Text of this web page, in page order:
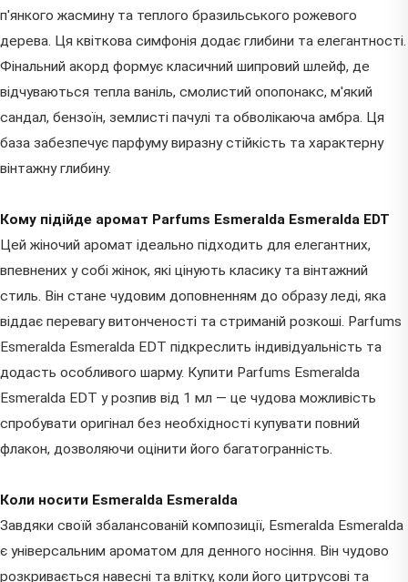
п'янкого жасмину та теплого бразильського рожевого
дерева. Ця квіткова симфонія додає глибини та елегантності.
Фінальний акорд формує класичний шипровий шлейф, де
відчуваються тепла ваніль, смолистий опопонакс, м'який
сандал, бензоїн, землисті пачулі та обволікаюча амбра. Ця
база забезпечує парфуму виразну стійкість та характерну
вінтажну глибину.
Кому підійде аромат Parfums Esmeralda Esmeralda EDT
Цей жіночий аромат ідеально підходить для елегантних,
впевнених у собі жінок, які цінують класику та вінтажний
стиль. Він стане чудовим доповненням до образу леді, яка
віддає перевагу витонченості та стриманій розкоші. Parfums
Esmeralda Esmeralda EDT підкреслить індивідуальність та
додасть особливого шарму. Купити Parfums Esmeralda
Esmeralda EDT у розпив від 1 мл — це чудова можливість
спробувати оригінал без необхідності купувати повний
флакон, дозволяючи оцінити його багатогранність.
Коли носити Esmeralda Esmeralda
Завдяки своїй збалансованій композиції, Esmeralda Esmeralda
є універсальним ароматом для денного носіння. Він чудово
розкривається навесні та влітку, коли його цитрусові та